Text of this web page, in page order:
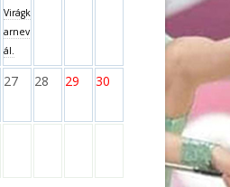
Virágk
arnev
ál.
27 28 29 30